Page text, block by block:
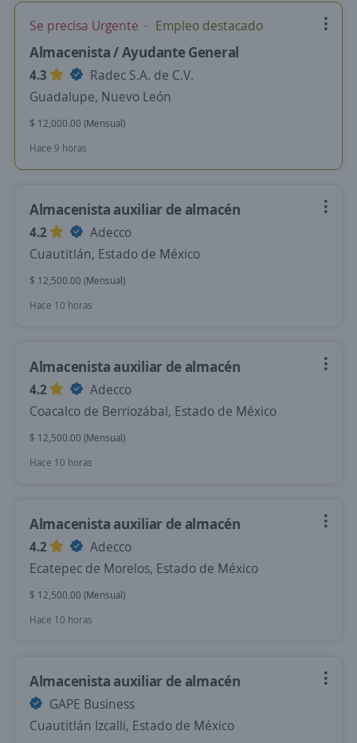
Se precisa Urgente Empleo destacado
Almacenista / Ayudante General
4.3
Radec S.A. de C.V.
Guadalupe, Nuevo León
$ 12,000.00 (Mensual)
Hace 9 horas
Almacenista auxiliar de almacén
4.2
Adecco
Cuautitlán, Estado de México
$ 12,500.00 (Mensual)
Hace 10 horas
Almacenista auxiliar de almacén
4.2
Adecco
Coacalco de Berriozábal, Estado de México
$ 12,500.00 (Mensual)
Hace 10 horas
Almacenista auxiliar de almacén
4.2
Adecco
Ecatepec de Morelos, Estado de México
$ 12,500.00 (Mensual)
Hace 10 horas
Almacenista auxiliar de almacén
GAPE Business
Cuautitlán Izcalli, Estado de México